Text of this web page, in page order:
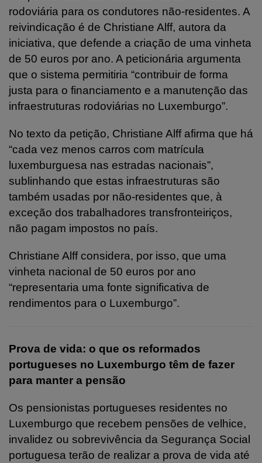
rodoviária para os condutores não-residentes. A
reivindicação é de Christiane Alff, autora da
iniciativa, que defende a criação de uma vinheta
de 50 euros por ano. A peticionária argumenta
que o sistema permitiria “contribuir de forma
justa para o financiamento e a manutenção das
infraestruturas rodoviárias no Luxemburgo”.
No texto da petição, Christiane Alff afirma que há
“cada vez menos carros com matrícula
luxemburguesa nas estradas nacionais”,
sublinhando que estas infraestruturas são
também usadas por não-residentes que, à
exceção dos trabalhadores transfronteiriços,
não pagam impostos no país.
Christiane Alff considera, por isso, que uma
vinheta nacional de 50 euros por ano
“representaria uma fonte significativa de
rendimentos para o Luxemburgo”.
Prova de vida: o que os reformados
portugueses no Luxemburgo têm de fazer
para manter a pensão
Os pensionistas portugueses residentes no
Luxemburgo que recebem pensões de velhice,
invalidez ou sobrevivência da Segurança Social
portuguesa terão de realizar a prova de vida até